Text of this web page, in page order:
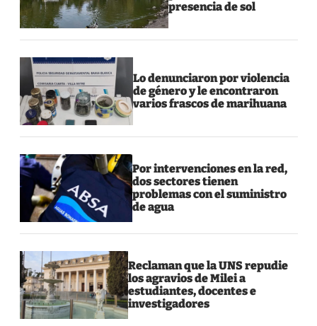
presencia de sol
Lo denunciaron por violencia
de género y le encontraron
varios frascos de marihuana
Por intervenciones en la red,
dos sectores tienen
problemas con el suministro
de agua
Reclaman que la UNS repudie
los agravios de Milei a
estudiantes, docentes e
investigadores